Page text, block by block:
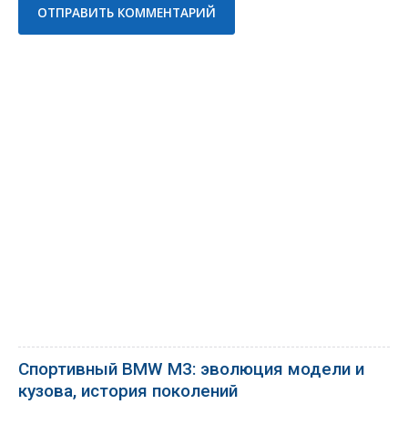
Спортивный BMW M3: эволюция модели и
кузова, история поколений